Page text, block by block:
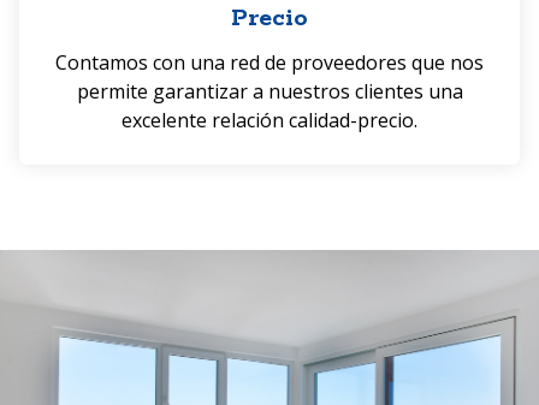
Precio
Contamos con una red de proveedores que nos
permite garantizar a nuestros clientes una
excelente relación calidad-precio.